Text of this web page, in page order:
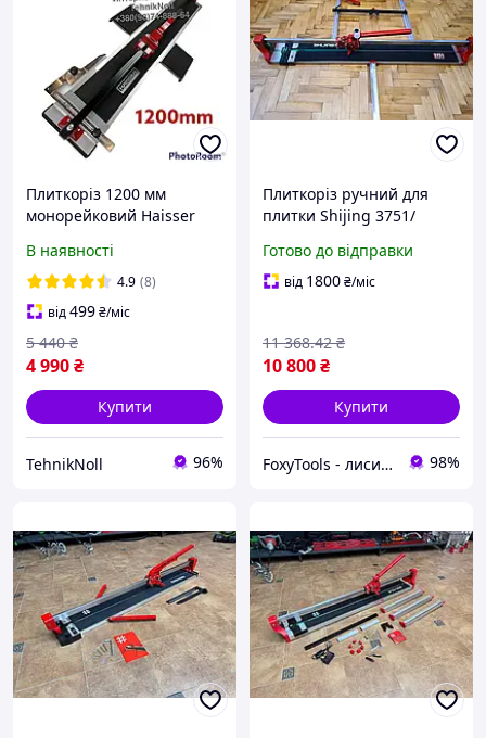
Плиткоріз 1200 мм
монорейковий Haisser
ручний на підшипниках
В наявності
4.9 (8)
від499₴/міс
4 990₴
5 440 ₴
Купити
TehnikNoll 96%
Плиткоріз ручний для
плитки Shijing 3751/
монорельсовий 1200мм
Готово до відправки
від 1800₴/міс
10 800₴
11 368.42 ₴
Купити
FoxyTools - лисичка без інструменту не лишить! 98%